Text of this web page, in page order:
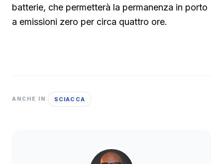
batterie, che permetterà la permanenza in porto
a emissioni zero per circa quattro ore.
ANCHE IN SCIACCA